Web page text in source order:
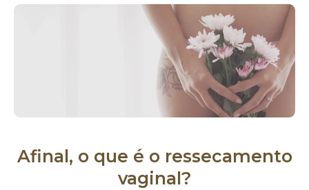
Afinal, o que é o ressecamento
vaginal?